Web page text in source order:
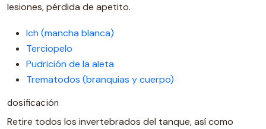
lesiones, pérdida de apetito.
Ich (mancha blanca)
Terciopelo
Pudrición de la aleta
Trematodos (branquias y cuerpo)
dosificación
Retire todos los invertebrados del tanque, así como